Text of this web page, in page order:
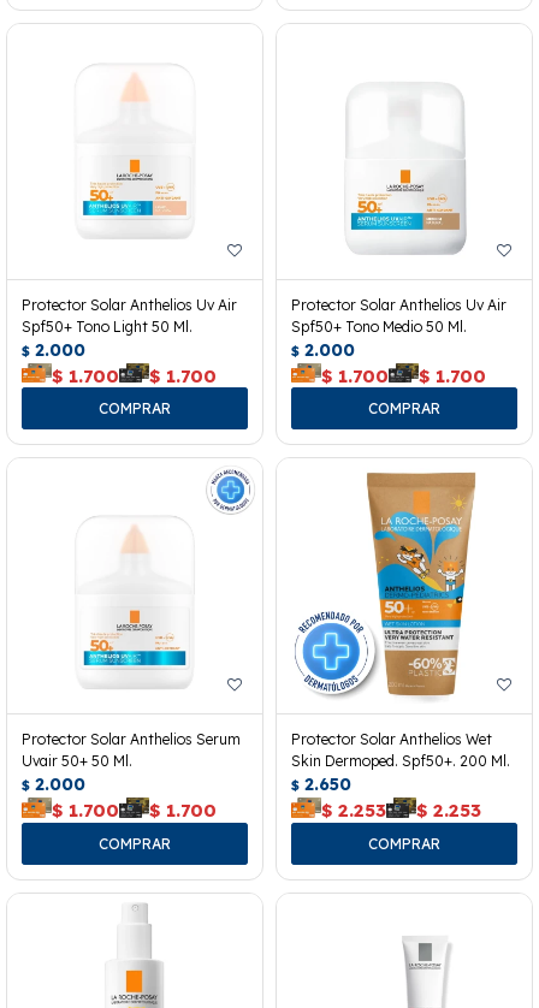
Protector Solar Anthelios Uv Air
Spf50+ Tono Light 50 Ml.
$ 2.000
$ 1.700 $ 1.700
Protector Solar Anthelios Uv Air
Spf50+ Tono Medio 50 Ml.
$ 2.000
$ 1.700 $ 1.700
Protector Solar Anthelios Serum
Uvair 50+ 50 Ml.
$ 2.000
$ 1.700 $ 1.700
Protector Solar Anthelios Wet
Skin Dermoped. Spf50+. 200 Ml.
$ 2.650
$ 2.253 $ 2.253